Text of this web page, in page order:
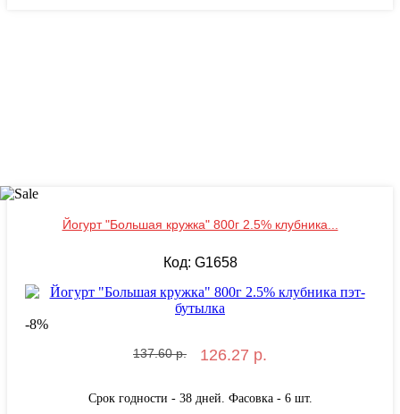
Йогурт "Большая кружка" 800г 2.5% клубника...
Код: G1658
-8%
137.60 р. 126.27 р.
Срок годности - 38 дней. Фасовка - 6 шт.